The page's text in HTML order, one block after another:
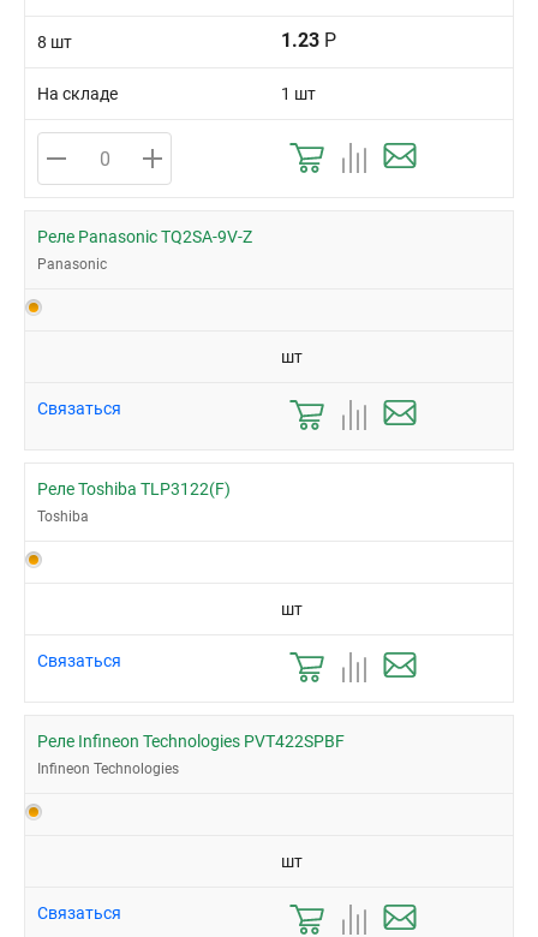
8 шт 1.23 Р
На складе 1 шт
Реле Panasonic TQ2SA-9V-Z
Panasonic
шт
Связаться
Реле Toshiba TLP3122(F)
Toshiba
шт
Связаться
Реле Infineon Technologies PVT422SPBF
Infineon Technologies
шт
Связаться